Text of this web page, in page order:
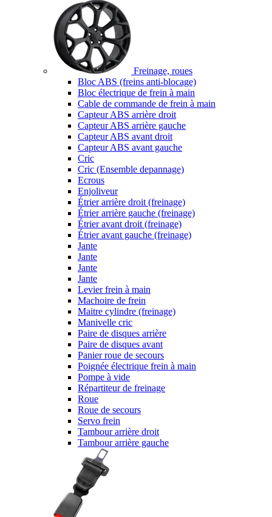
Freinage, roues
Bloc ABS (freins anti-blocage)
Bloc électrique de frein à main
Cable de commande de frein à main
Capteur ABS arrière droit
Capteur ABS arrière gauche
Capteur ABS avant droit
Capteur ABS avant gauche
Cric
Cric (Ensemble depannage)
Ecrous
Enjoliveur
Étrier arrière droit (freinage)
Étrier arrière gauche (freinage)
Étrier avant droit (freinage)
Étrier avant gauche (freinage)
Jante
Jante
Jante
Jante
Levier frein à main
Machoire de frein
Maitre cylindre (freinage)
Manivelle cric
Paire de disques arrière
Paire de disques avant
Panier roue de secours
Poignée électrique frein à main
Pompe à vide
Répartiteur de freinage
Roue
Roue de secours
Servo frein
Tambour arrière droit
Tambour arrière gauche